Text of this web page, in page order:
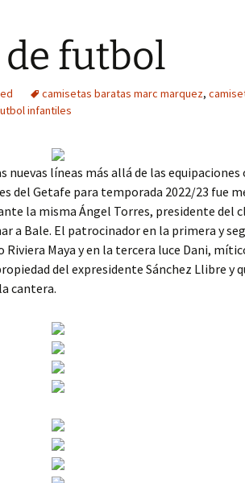
de futbol
camisetas baratas marc marquez,
infantiles
nuevas líneas más allá de las
del Getafe para temporada 2022/23 fue
la misma Ángel Torres, presidente del
a Bale. El patrocinador en la primera y
Maya y en la tercera luce Dani,
del expresidente Sánchez Llibre y
cantera.